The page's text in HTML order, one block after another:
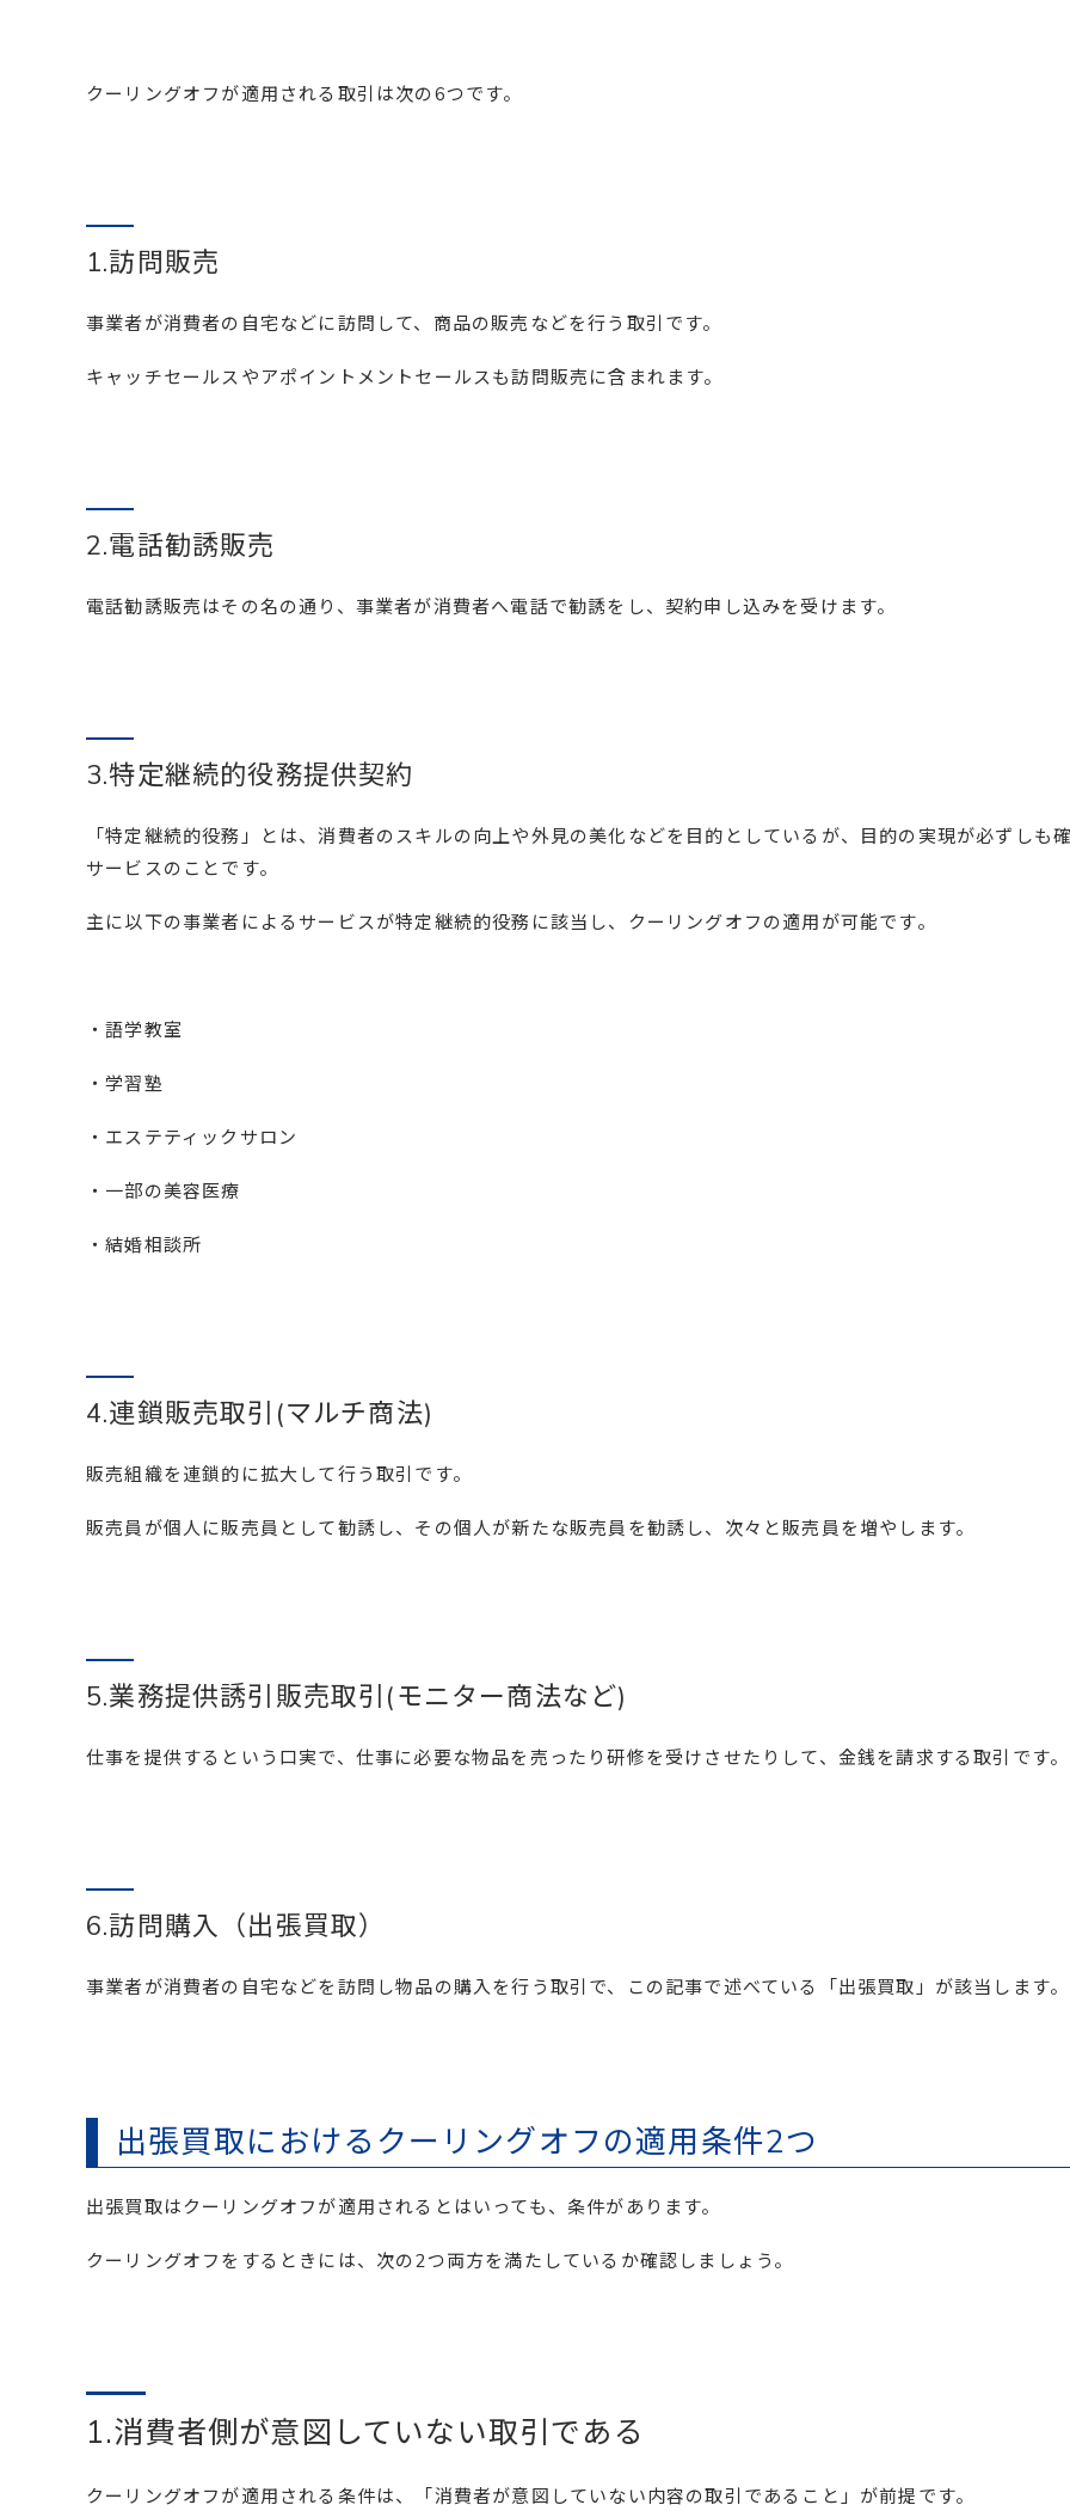
クーリングオフが適用される取引は次の6つです。
1.訪問販売
事業者が消費者の自宅などに訪問して、商品の販売などを行う取引です。
キャッチセールスやアポイントメントセールスも訪問販売に含まれます。
2.電話勧誘販売
電話勧誘販売はその名の通り、事業者が消費者へ電話で勧誘をし、契約申し込みを受けます。
3.特定継続的役務提供契約
「特定継続的役務」とは、消費者のスキルの向上や外見の美化などを目的としているが、目的の実現が必ずしも
サービスのことです。
主に以下の事業者によるサービスが特定継続的役務に該当し、クーリングオフの適用が可能です。
・語学教室
・学習塾
・エステティックサロン
・一部の美容医療
・結婚相談所
4.連鎖販売取引(マルチ商法)
販売組織を連鎖的に拡大して行う取引です。
販売員が個人に販売員として勧誘し、その個人が新たな販売員を勧誘し、次々と販売員を増やします。
5.業務提供誘引販売取引(モニター商法など)
仕事を提供するという口実で、仕事に必要な物品を売ったり研修を受けさせたりして、金銭を請求する取引です。
6.訪問購入（出張買取）
事業者が消費者の自宅などを訪問し物品の購入を行う取引で、この記事で述べている「出張買取」が該当します。
出張買取におけるクーリングオフの適用条件2つ
出張買取はクーリングオフが適用されるとはいっても、条件があります。
クーリングオフをするときには、次の2つ両方を満たしているか確認しましょう。
1.消費者側が意図していない取引である
クーリングオフが適用される条件は、「消費者が意図していない内容の取引であること」が前提です。